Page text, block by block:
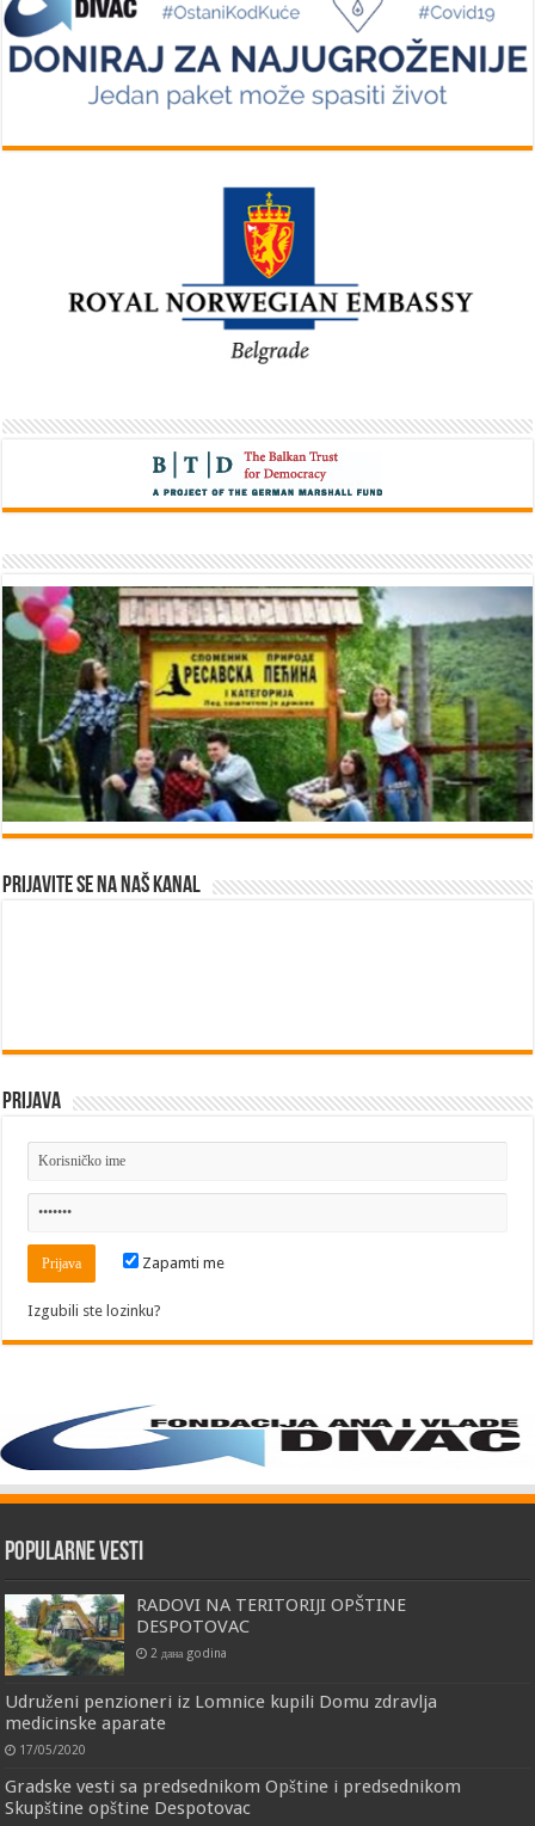
Prijavite se na naš kanal
Prijava
Zapamti me
Izgubili ste lozinku?
Popularne vesti
RADOVI NA TERITORIJI OPŠTINE
DESPOTOVAC
2 дана godina
Udruženi penzioneri iz Lomnice kupili Domu zdravlja
medicinske aparate
17/05/2020
Gradske vesti sa predsednikom Opštine i predsednikom
Skupštine opštine Despotovac